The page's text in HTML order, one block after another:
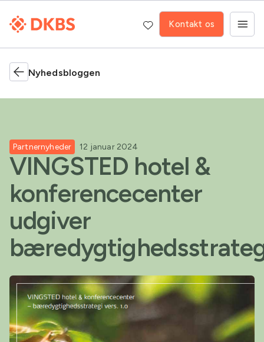
Kontakt os
Nyhedsbloggen
Partnernyheder 12 januar 2024
VINGSTED hotel &
konferencecenter
udgiver